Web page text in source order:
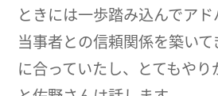
ときには一歩踏み込んでア
当事者との信頼関係を築い
に合っていたし、とてもやり